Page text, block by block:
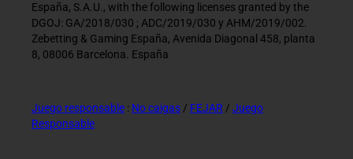
España, S.A.U., with the following licenses granted by the
DGOJ: GA/2018/030 ; ADC/2019/030 y AHM/2019/002.
Zebetting & Gaming España, Avenida Diagonal 458, planta
8, 08006 Barcelona. España
Juego responsable : No caigas / FEJAR / Juego
Responsable